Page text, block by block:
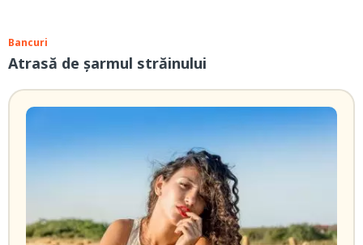
Bancuri
Atrasă de șarmul străinului